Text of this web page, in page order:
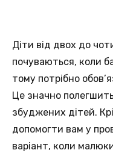
Діти від двох до
почуваються, коли
тому потрібно
Це значно
збуджених дітей.
допомогти вам у
варіант, коли